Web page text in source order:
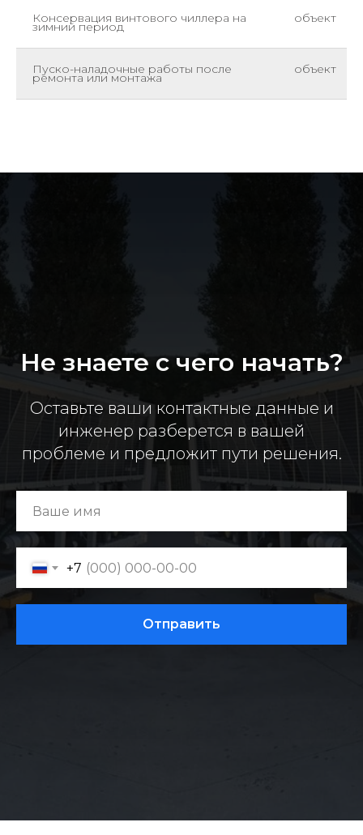
Консервация винтового чиллера на
зимний период
объект
Пуско-наладочные работы после
ремонта или монтажа
объект
Не знаете с чего начать?
Оставьте ваши контактные данные и
инженер разберется в вашей
проблеме и предложит пути решения.
+7
Отправить